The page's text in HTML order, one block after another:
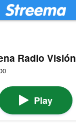
Radio Visión
Play